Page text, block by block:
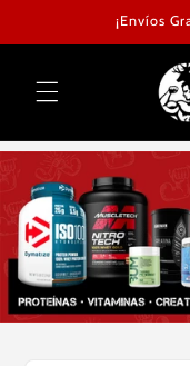
directamente
al contenido
¡Envíos